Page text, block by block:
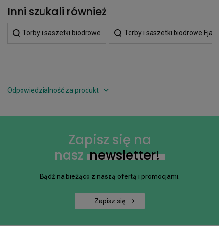
Inni szukali również
Torby i saszetki biodrowe Torby i saszetki biodrowe
Odpowiedzialność za produkt
Zapisz się na
nasz newsletter!
Bądź na bieżąco z naszą ofertą i promocjami.
Zapisz się